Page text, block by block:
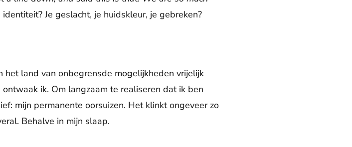
Je geslacht, je huidskleur, je gebreken?
land van onbegrensde mogelijkheden vrijelijk
ik. Om langzaam te realiseren dat ik ben
mijn permanente oorsuizen. Het klinkt ongeveer zo
Behalve in mijn slaap.